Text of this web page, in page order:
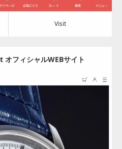
Visit
フィシャルWEBサイト
2024.02.27
その他